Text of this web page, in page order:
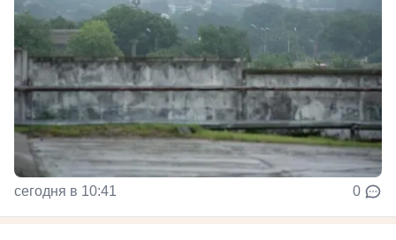
сегодня в 10:41 0